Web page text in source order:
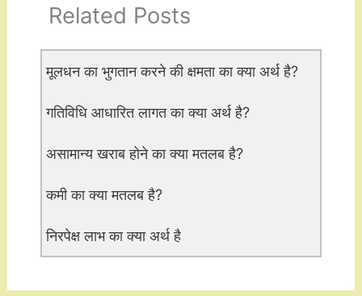
Related Posts
मूलधन का भुगतान करने की क्षमता का क्या अर्थ है?
गतिविधि आधारित लागत का क्या अर्थ है?
असामान्य खराब होने का क्या मतलब है?
कमी का क्या मतलब है?
निरपेक्ष लाभ का क्या अर्थ है